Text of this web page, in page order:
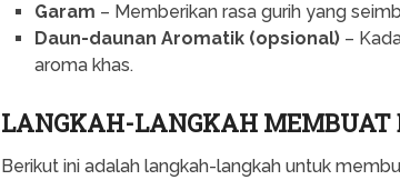
Garam – Memberikan rasa gurih yang
Daun-daunan Aromatik (opsional) –
aroma khas.
LANGKAH-LANGKAH MEMBUAT
Berikut ini adalah langkah-langkah untuk